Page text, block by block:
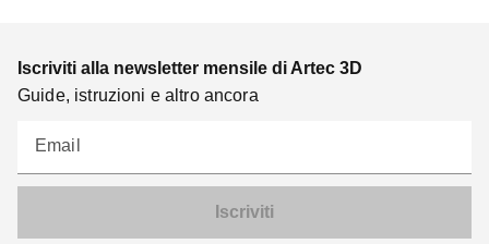
Iscriviti alla newsletter mensile di Artec 3D
Guide, istruzioni e altro ancora
Email